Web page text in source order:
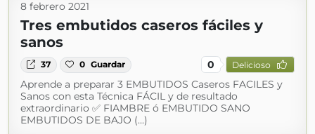
8 febrero 2021
Tres embutidos caseros fáciles y
sanos
37 0 Guardar 0 Delicioso
Aprende a preparar 3 EMBUTIDOS Caseros FACILES y
Sanos con esta Técnica FÁCIL y de resultado
extraordinario ✅ FIAMBRE ó EMBUTIDO SANO
EMBUTIDOS DE BAJO (...)